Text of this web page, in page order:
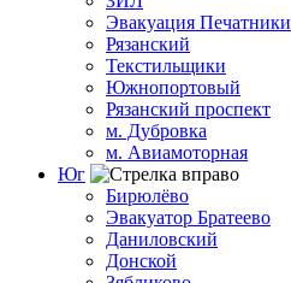
Эвакуация Печатники
Рязанский
Текстильщики
Южнопортовый
Рязанский проспект
м. Дубровка
м. Авиамоторная
Юг
Бирюлёво
Эвакуатор Братеево
Даниловский
Донской